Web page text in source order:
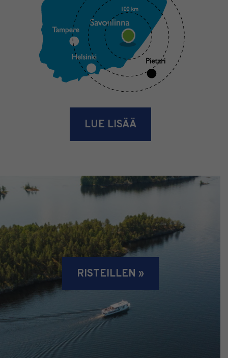
LUE LISÄÄ
RISTEILLEN »